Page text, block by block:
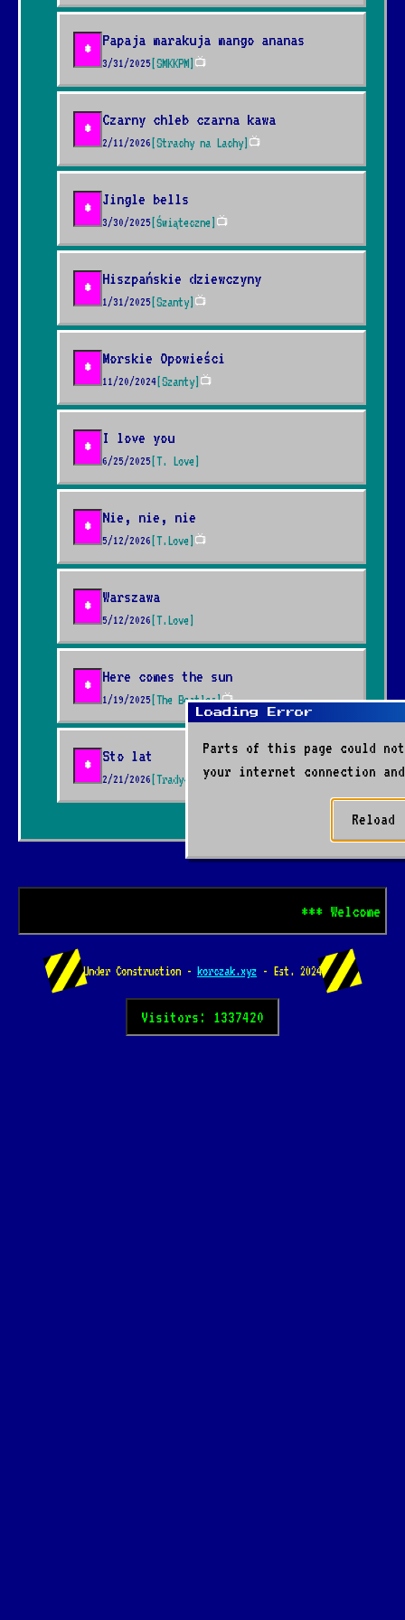
* Papaja marakuja mango ananas
3/31/2025 [SMKKPM] 📺
* Czarny chleb czarna kawa
2/11/2026 [Strachy na Lachy] 📺
* Jingle bells
3/30/2025 [Świąteczne] 📺
* Hiszpańskie dziewczyny
1/31/2025 [Szanty] 📺
* Morskie Opowieści
11/20/2024 [Szanty] 📺
* I love you
6/25/2025 [T. Love]
* Nie, nie, nie
5/12/2026 [T.Love] 📺
* Warszawa
5/12/2026 [T.Love]
* Here comes the sun
1/19/2025 [The Beatles]📺
* Sto lat
2/21/2026 [Tradycyjna]📺
*** Welcome to
Under Construction - korczak.xyz - Est. 2024
Visitors: 1337420
Loading Error
Parts of this page could not
your internet connection
Reload